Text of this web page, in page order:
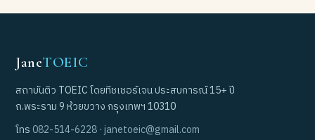
JaneTOEIC
สถาบันติว TOEIC โดยทีชเชอร์เจน ประสบการณ์ 15+ ปี
ถ.พระราม 9 ห้วยขวาง กรุงเทพฯ 10310
โทร 082-514-6228 ·janetoeic@gmail.com